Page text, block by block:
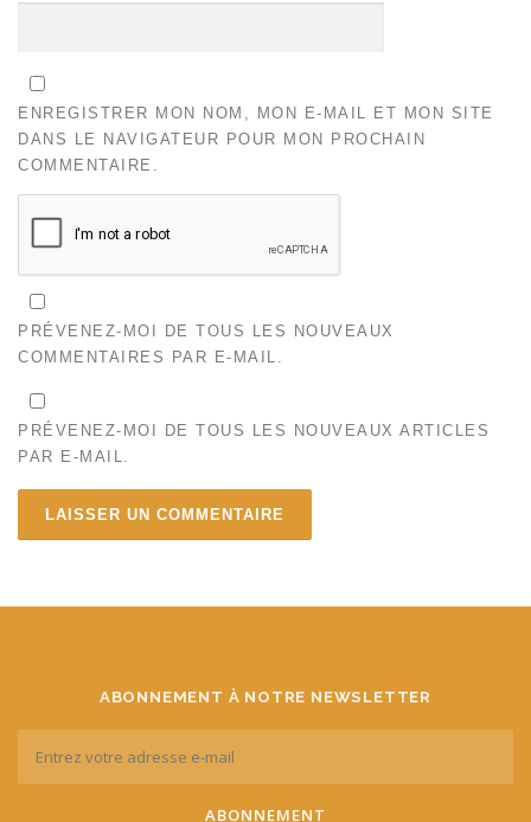
ENREGISTRER MON NOM, MON E-MAIL ET MON SITE
DANS LE NAVIGATEUR POUR MON PROCHAIN
COMMENTAIRE.
PRÉVENEZ-MOI DE TOUS LES NOUVEAUX
COMMENTAIRES PAR E-MAIL.
PRÉVENEZ-MOI DE TOUS LES NOUVEAUX ARTICLES
PAR E-MAIL.
ABONNEMENT À NOTRE NEWSLETTER